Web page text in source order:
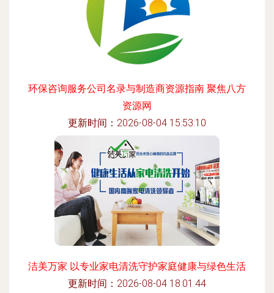
环保咨询服务公司名录与制造商资源指南 聚焦八方
资源网
更新时间：2026-08-04 15:53:10
洁美万家 以专业家电清洗守护家庭健康与绿色生活
更新时间：2026-08-04 18:01:44